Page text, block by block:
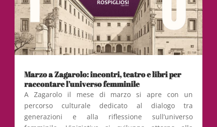
Marzo a Zagarolo: incontri, teatro e libri per
raccontare l’universo femminile
A Zagarolo il mese di marzo si apre con un
percorso culturale dedicato al dialogo tra
generazioni e alla riflessione sull’universo